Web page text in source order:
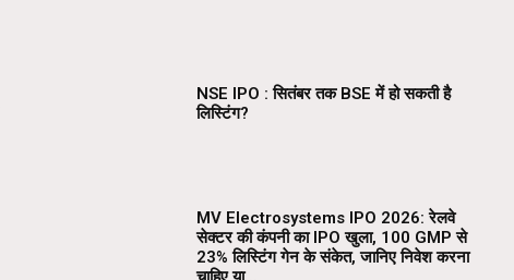
NSE IPO : सितंबर तक BSE में हो सकती है
लिस्टिंग?
MV Electrosystems IPO 2026: रेलवे
सेक्टर की कंपनी का IPO खुला, ₹100 GMP से
23% लिस्टिंग गेन के संकेत, जानिए निवेश करना